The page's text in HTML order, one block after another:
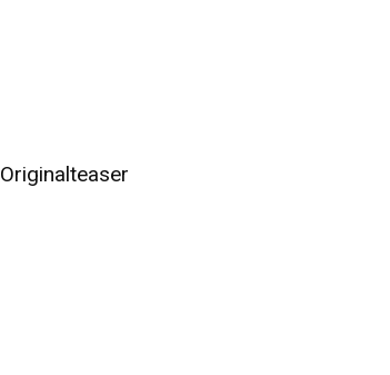
Originalteaser